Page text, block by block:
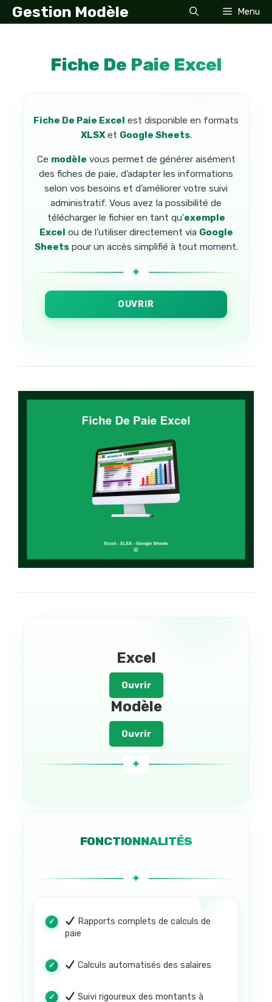
AllerGestion Modèle Menu
Fiche De Paie Excel
Fiche De Paie Excel est disponible en formats
XLSXet Google Sheets.
Ce modèle vous permet de générer aisément
des fiches de paie, d’adapter les informations
selon vos besoins et d’améliorer votre suivi
administratif. Vous avez la possibilité de
télécharger le fichier en tant qu’exemple
Excel ou de l’utiliser directement via Google
Sheetspour un accès simplifié à tout moment.
OUVRIR
Excel
Ouvrir
Modèle
Ouvrir
FONCTIONNALITÉS
Rapports complets de calculs de
paie
Calculs automatisés des salaires
Suivi rigoureux des montants à